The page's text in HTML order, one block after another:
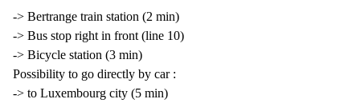
-> Bertrange train station (2 min)
-> Bus stop right in front (line 10)
-> Bicycle station (3 min)
Possibility to go directly by car :
-> to Luxembourg city (5 min)